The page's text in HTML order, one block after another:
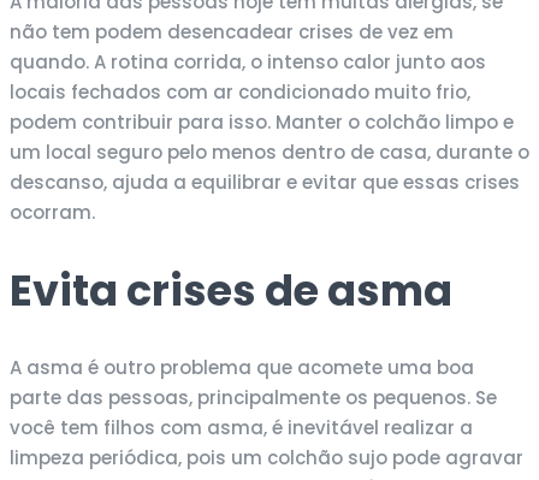
não tem podem desencadear crises de vez em
quando. A rotina corrida, o intenso calor junto aos
locais fechados com ar condicionado muito frio,
podem contribuir para isso. Manter o colchão limpo e
um local seguro pelo menos dentro de casa, durante o
descanso, ajuda a equilibrar e evitar que essas crises
ocorram.
Evita crises de asma
A asma é outro problema que acomete uma boa
parte das pessoas, principalmente os pequenos. Se
você tem filhos com asma, é inevitável realizar a
limpeza periódica, pois um colchão sujo pode agravar